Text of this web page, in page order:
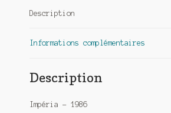
Description
Informations complémentaires
Description
Impéria – 1986